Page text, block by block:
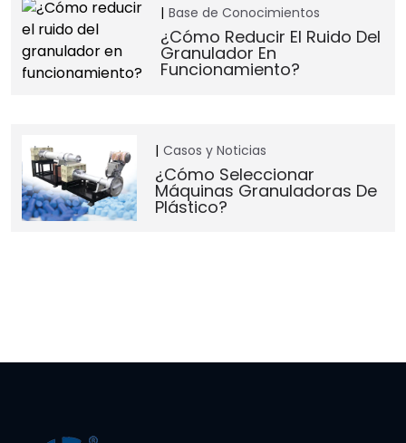
Base de Conocimientos
¿Cómo Reducir El Ruido Del
Granulador En
Funcionamiento?
Casos y Noticias
¿Cómo Seleccionar
Máquinas Granuladoras De
Plástico?